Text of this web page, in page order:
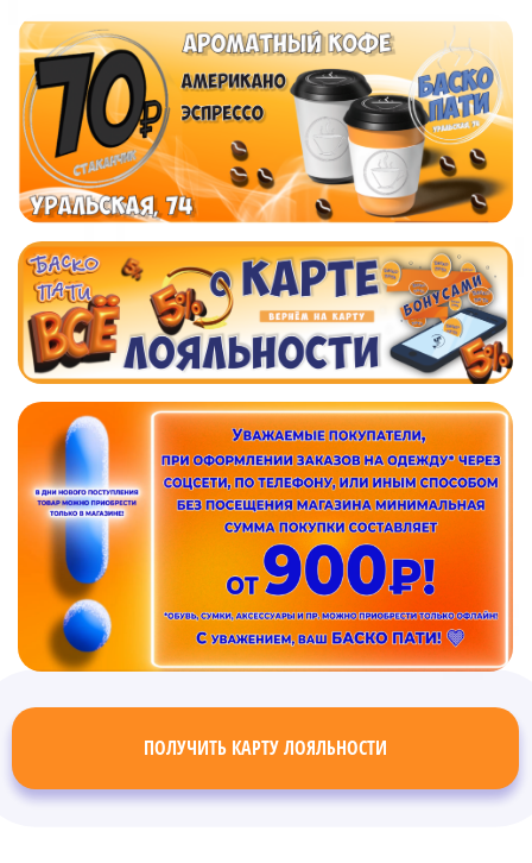
ПОЛУЧИТЬ КАРТУ ЛОЯЛЬНОСТИ